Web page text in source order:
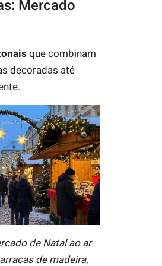
Mercado
que combinam
decoradas até
de Natal ao ar
de madeira,